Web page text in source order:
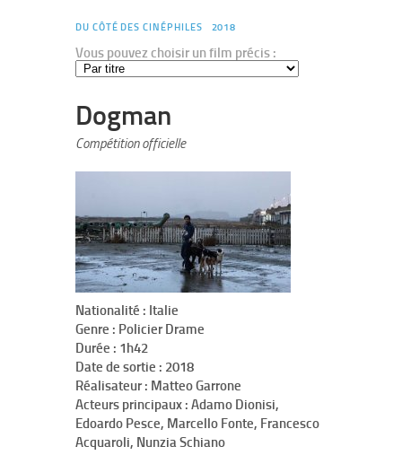
DU CÔTÉ DES CINÉPHILES 2018
Vous pouvez choisir un film précis :
Dogman
Compétition officielle
Nationalité : Italie
Genre : Policier Drame
Durée : 1h42
Date de sortie : 2018
Réalisateur : Matteo Garrone
Acteurs principaux : Adamo Dionisi,
Edoardo Pesce, Marcello Fonte, Francesco
Acquaroli, Nunzia Schiano